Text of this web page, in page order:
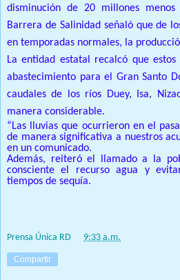
disminución de 20 millones
Barrera de Salinidad señaló que de
en temporadas normales, la
La entidad estatal recalcó que
abastecimiento para el Gran Santo
caudales de los ríos Duey, Isa,
manera considerable.
“Las lluvias que ocurrieron en el
de manera significativa a nuestros
en un comunicado.
Además, reiteró el llamado a la
consciente el recurso agua y
tiempos de sequía.
Prensa Única RD 9:33 a.m.
Compartir